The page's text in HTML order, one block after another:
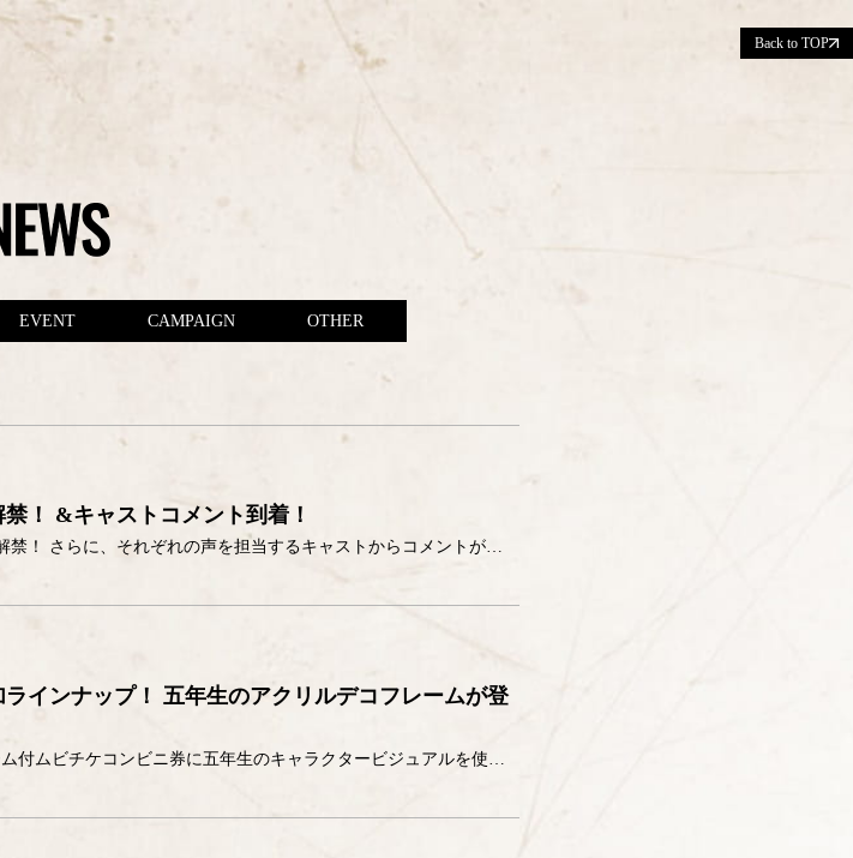
Back to TOP
EVENT CAMPAIGN OTHER
！ &キャストコメント到着！
インナップ！ 五年生のアクリルデコフレームが登
ローソンで取扱中の〈＠Loppi限定〉アクリルデコフレーム付ムビチケコンビニ券に五年生のキャラクタービジュアルを使用したデザインも登場！ グッズデザインを解禁！ ご予約開始日は後日発表いたします。 ▼〈＠Loppi限定〉 […]